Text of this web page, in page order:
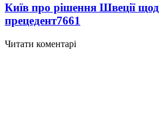
Київ про рішення Швеції
прецедент7661
Читати коментарі